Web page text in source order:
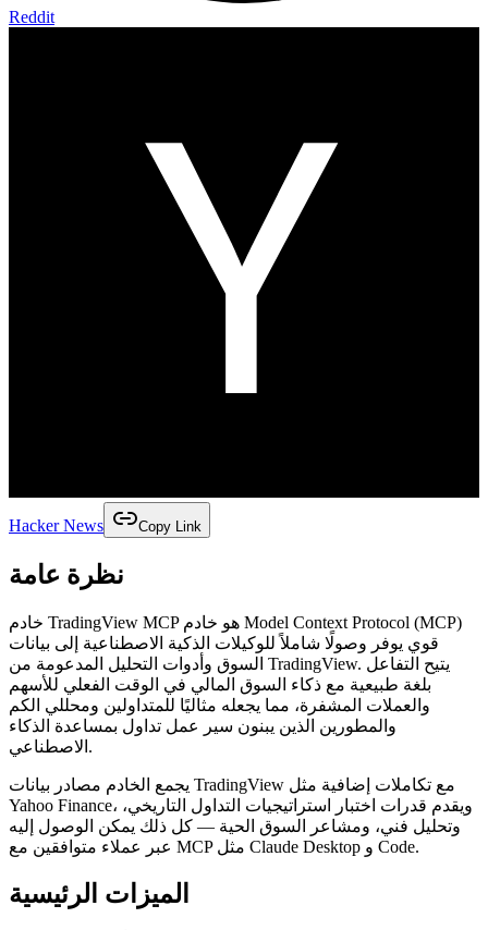
Reddit
Hacker News Copy Link
نظرة عامة
خادم TradingView MCP هو خادم Model Context Protocol (MCP)
قوي يوفر وصولًا شاملاً للوكيلات الذكية الاصطناعية إلى بيانات
السوق وأدوات التحليل المدعومة من TradingView. يتيح التفاعل
بلغة طبيعية مع ذكاء السوق المالي في الوقت الفعلي للأسهم
والعملات المشفرة، مما يجعله مثاليًا للمتداولين ومحللي الكم
والمطورين الذين يبنون سير عمل تداول بمساعدة الذكاء
الاصطناعي.
يجمع الخادم مصادر بيانات TradingView مع تكاملات إضافية مثل
Yahoo Finance، ويقدم قدرات اختبار استراتيجيات التداول التاريخي،
وتحليل فني، ومشاعر السوق الحية — كل ذلك يمكن الوصول إليه
عبر عملاء متوافقين مع MCP مثل Claude Desktop و Code.
الميزات الرئيسية